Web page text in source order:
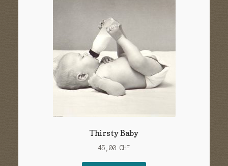
Thirsty Baby
45,00 CHF